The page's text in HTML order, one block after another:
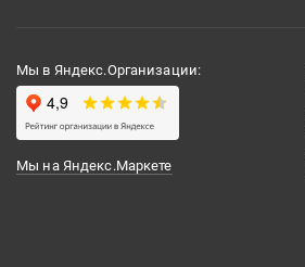
Мы в Яндекс.Организации:
Мы на Яндекс.Маркете